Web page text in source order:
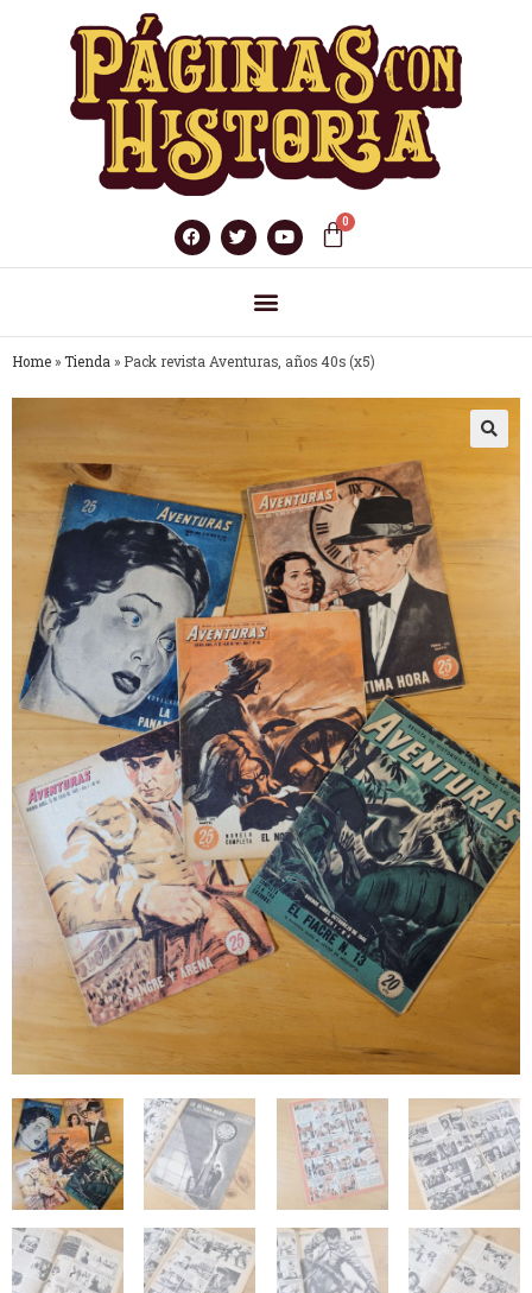
Home » Tienda » Pack revista Aventuras, años 40s (x5)